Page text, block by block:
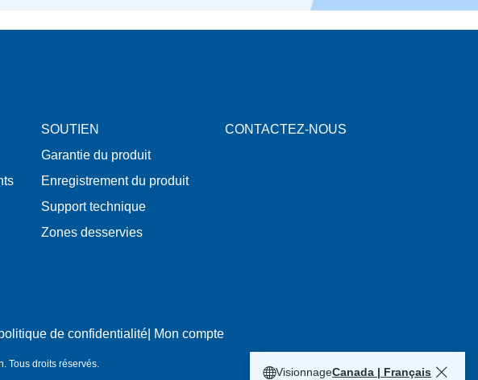
VisionnageCanada | Français
SOUTIEN
Garantie du produit
Enregistrement du produit
Support technique
Zones desservies
CONTACTEZ-NOUS
de confidentialité Mon compte
Tous droits réservés.